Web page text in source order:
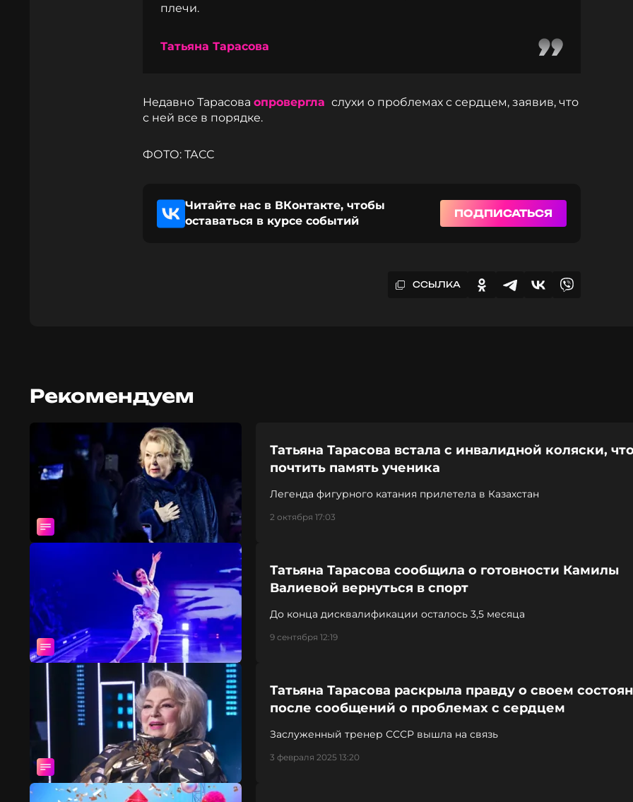
плечи.
Татьяна Тарасова
Недавно Тарасова опровергла слухи о проблемах с сердцем, заявив, что
с ней все в порядке.
ФОТО: ТАСС
Читайте нас в ВКонтакте, чтобы
оставаться в курсе событий
ПОДПИСАТЬСЯ
ССЫЛКА
Рекомендуем
Татьяна Тарасова встала с инвалидной коляски,
почтить память ученика
Легенда фигурного катания прилетела в Казахстан
2 октября 17:03
Татьяна Тарасова сообщила о готовности Камилы
Валиевой вернуться в спорт
До конца дисквалификации осталось 3,5 месяца
9 сентября 12:19
Татьяна Тарасова раскрыла правду о своем
после сообщений о проблемах с сердцем
Заслуженный тренер СССР вышла на связь
3 февраля 2025 13:20